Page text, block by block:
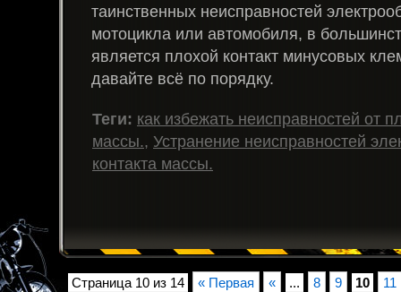
таинственных неисправностей
мотоцикла или автомобиля, в
является плохой контакт минусовых
давайте всё по порядку.
Теги: как избежать неисправностей от
массы., Устранение неисправностей
контакта массы.
Страница 10 из 14 « Первая « ... 8 9 10
11